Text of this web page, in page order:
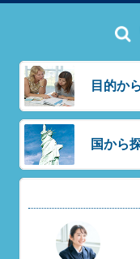
目的か
国から